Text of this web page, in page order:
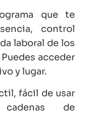
que te
control
laboral de los
acceder
y lugar.
fácil de usar
de